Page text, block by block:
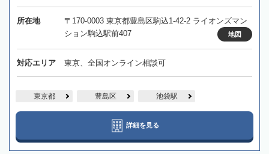
所在地
〒170-0003 東京都豊島区駒込1-42-2 ライオンズマン
ション駒込駅前407
地図
対応エリア 東京、全国オンライン相談可
東京都 豊島区 池袋駅
詳細を見る